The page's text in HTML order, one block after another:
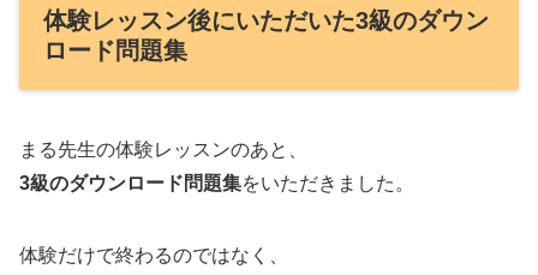
体験レッスン後にいただいた3級のダウン
ロード問題集
まる先生の体験レッスンのあと、
3級のダウンロード問題集をいただきました。
体験だけで終わるのではなく、